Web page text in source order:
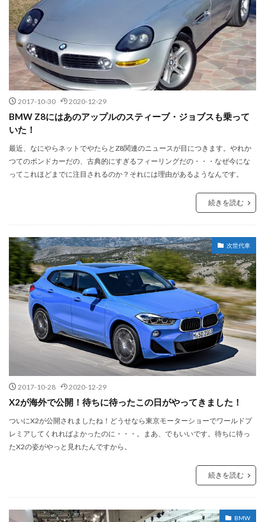
2017-10-30 2020-12-29
BMW Z8にはあのアップルのスティーブ・ジョブスも乗って
いた！
最近、なにやらネットでやたらとZ8関連のニュースが目につきます。やれか
つてのボンドカーだの、古典的にすぎるフィーリングだの・・・なぜ今にな
ってこれほどまでに注目されるのか？それには理由があるようなんです。
続きを読む
次世代車
2017-10-28 2020-12-29
X2が海外で公開！待ちに待ったこの日がやってきました！
ついにX2が公開されましたね！どうせなら東京モーターショーでワールドプ
レミアしてくれればよかったのに・・・。まあ、でもいいです。待ちに待っ
たX2の姿がやっと見れたんですから。
続きを読む
BMW